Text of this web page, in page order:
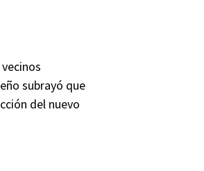
subrayó que
del nuevo